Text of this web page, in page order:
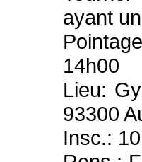
ayant
14h00
Lieu:
93300
Insc.: